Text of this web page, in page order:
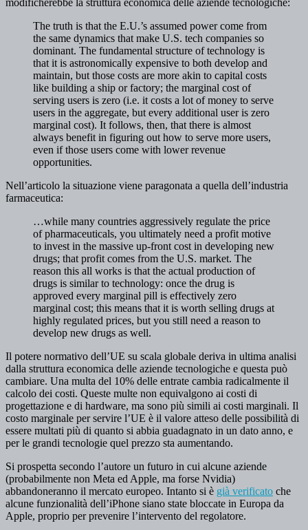
The truth is that the E.U.’s assumed power come from
the same dynamics that make U.S. tech companies so
dominant. The fundamental structure of technology is
that it is astronomically expensive to both develop and
maintain, but those costs are more akin to capital costs
like building a ship or factory; the marginal cost of
serving users is zero (i.e. it costs a lot of money to serve
users in the aggregate, but every additional user is zero
marginal cost). It follows, then, that there is almost
always benefit in figuring out how to serve more users,
even if those users come with lower revenue
opportunities.
Nell’articolo la situazione viene paragonata a quella dell’industria
farmaceutica:
…while many countries aggressively regulate the price
of pharmaceuticals, you ultimately need a profit motive
to invest in the massive up-front cost in developing new
drugs; that profit comes from the U.S. market. The
reason this all works is that the actual production of
drugs is similar to technology: once the drug is
approved every marginal pill is effectively zero
marginal cost; this means that it is worth selling drugs at
highly regulated prices, but you still need a reason to
develop new drugs as well.
Il potere normativo dell’UE su scala globale deriva in ultima analisi
dalla struttura economica delle aziende tecnologiche e questa può
cambiare. Una multa del 10% delle entrate cambia radicalmente il
calcolo dei costi. Queste multe non equivalgono ai costi di
progettazione e di hardware, ma sono più simili ai costi marginali. Il
costo marginale per servire l’UE è il valore atteso delle possibilità di
essere multati più di quanto si abbia guadagnato in un dato anno, e
per le grandi tecnologie quel prezzo sta aumentando.
Si prospetta secondo l’autore un futuro in cui alcune aziende
(probabilmente non Meta ed Apple, ma forse Nvidia)
abbandoneranno il mercato europeo. Intanto si è già verificato che
alcune funzionalità dell’iPhone siano state bloccate in Europa da
Apple, proprio per prevenire l’intervento del regolatore.